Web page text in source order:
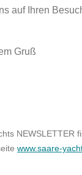
auf Ihren
Gruß
NEWSLETTER
www.saare-